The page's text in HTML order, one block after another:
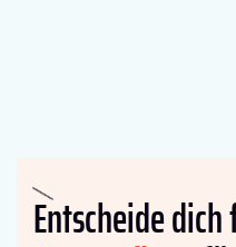
Entscheide